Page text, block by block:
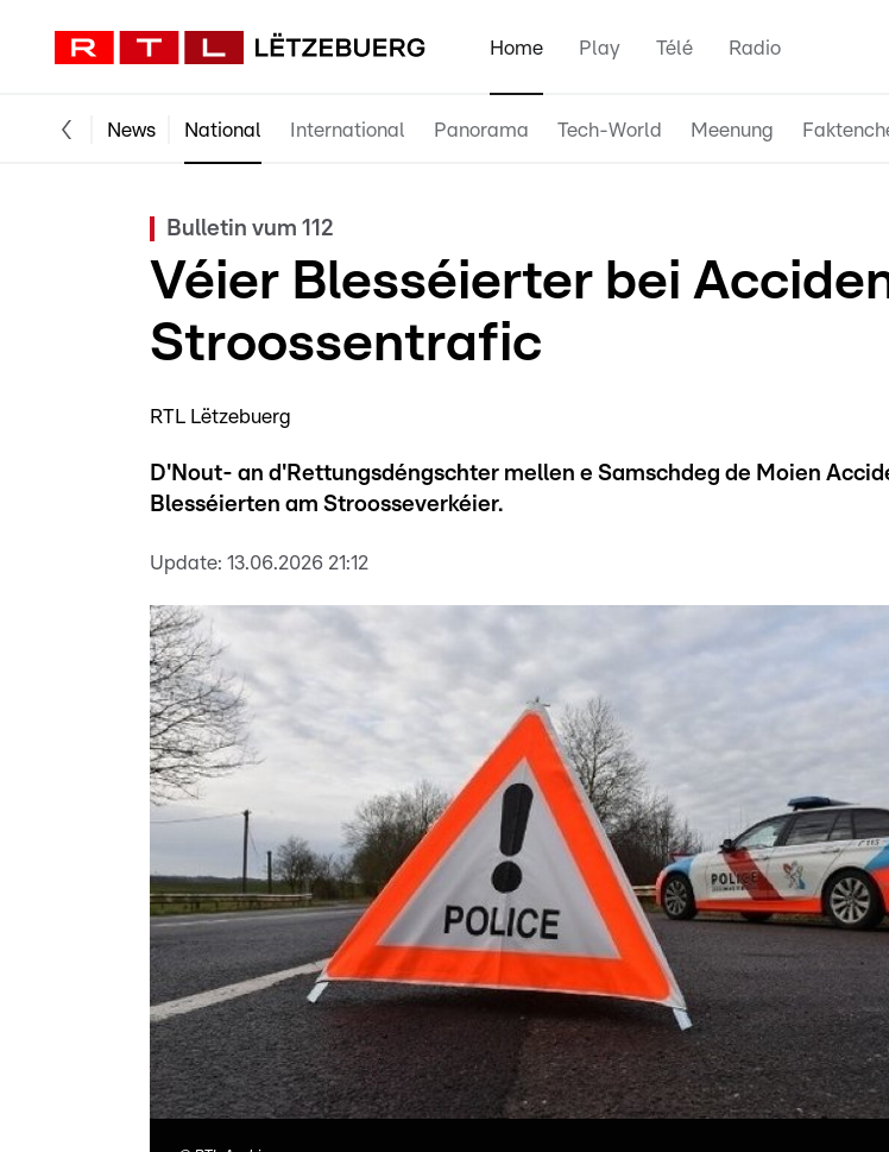
Home Play Télé Radio
News National International Panorama Tech-World Meenung
Bulletin vum 112
Véier Blesséierter bei
Stroossentrafic
RTL Lëtzebuerg
D'Nout- an d'Rettungsdéngschter mellen e Samschdeg de Moien
Blesséierten am Stroosseverkéier.
Update: 13.06.2026 21:12